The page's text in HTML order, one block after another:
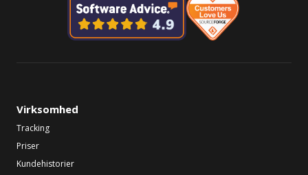
Virksomhed
Tracking
Priser
Kundehistorier